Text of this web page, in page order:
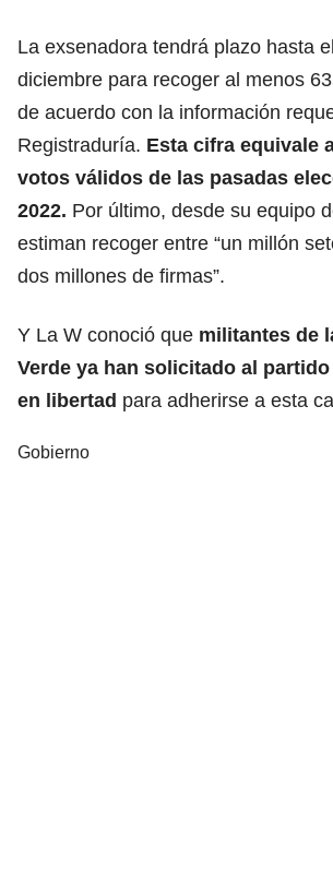
La exsenadora tendrá plazo hasta
diciembre para recoger al menos
de acuerdo con la información
Registraduría. Esta cifra equivale
votos válidos de las pasadas
2022. Por último, desde su equipo
estiman recoger entre “un millón
dos millones de firmas”.
Y La W conoció que militantes de
Verde ya han solicitado al
en libertad para adherirse a esta
Gobierno